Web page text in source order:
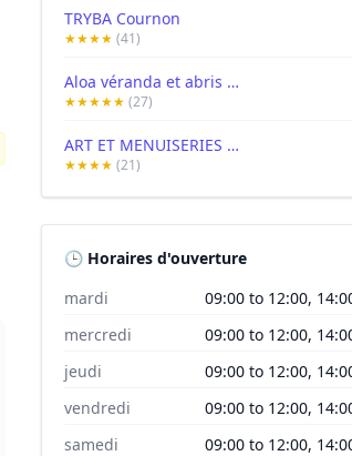
TRYBA Cournon
★★★★(41)
Aloa véranda et abris de piscine RIDEAU
★★★★★(27)
ART ET MENUISERIES EXTERIEURES
★★★★(21)
🕒 Horaires d'ouverture
mardi
09:00 to 12:00,
mercredi
09:00 to 12:00,
jeudi
09:00 to 12:00,
vendredi
09:00 to 12:00,
samedi
09:00 to 12:00,